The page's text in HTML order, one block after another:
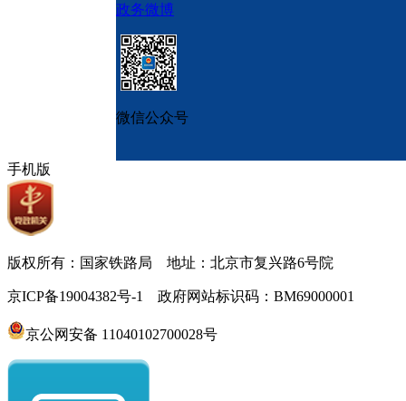
政务微博
微信公众号
手机版
版权所有：国家铁路局 地址：北京市复兴路6号院
京ICP备19004382号-1 政府网站标识码：BM69000001
京公网安备 11040102700028号